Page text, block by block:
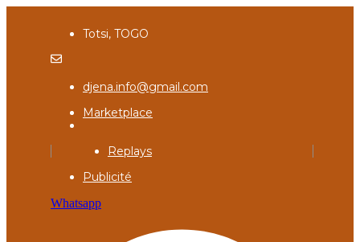
Totsi, TOGO
djena.info@gmail.com
Marketplace
Replays
Publicité
Whatsapp